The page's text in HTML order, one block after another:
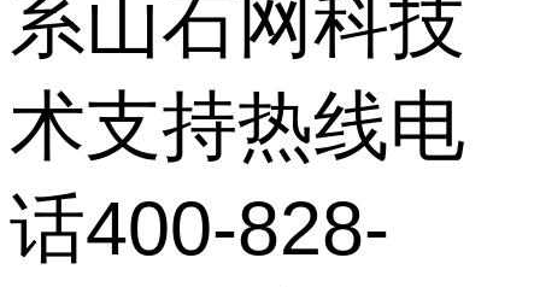
系山石网科技
术支持热线电
话400-828-